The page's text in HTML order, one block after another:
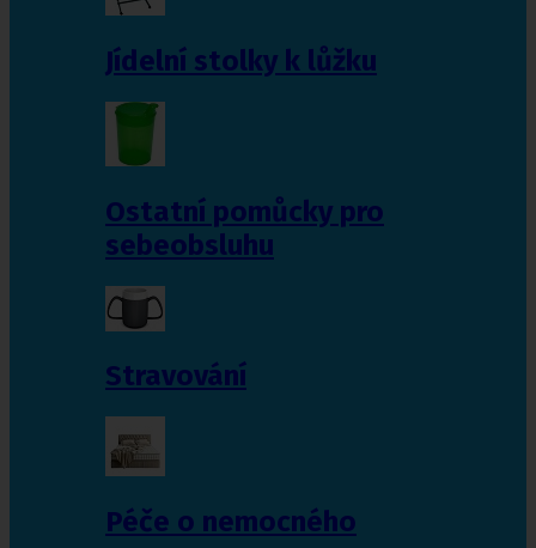
Jídelní stolky k lůžku
Ostatní pomůcky pro
sebeobsluhu
Stravování
Péče o nemocného